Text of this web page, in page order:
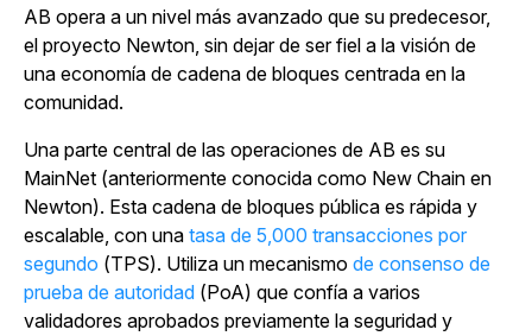
AB opera a un nivel más avanzado que su predecesor,
el proyecto Newton, sin dejar de ser fiel a la visión de
una economía de cadena de bloques centrada en la
comunidad.
Una parte central de las operaciones de AB es su
MainNet (anteriormente conocida como New Chain en
Newton). Esta cadena de bloques pública es rápida y
escalable, con una tasa de 5,000 transacciones por
segundo (TPS). Utiliza un mecanismo de consenso de
prueba de autoridad (PoA) que confía a varios
validadores aprobados previamente la seguridad y